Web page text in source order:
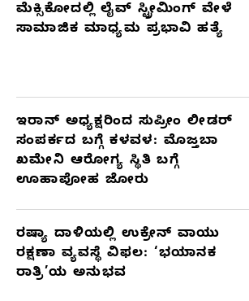
ಮೆಕ್ಸಿಕೋದಲ್ಲಿ ಲೈವ್ ಸ್ಟ್ರೀಮಿಂಗ್ ವೇಳೆ
ಸಾಮಾಜಿಕ ಮಾಧ್ಯಮ ಪ್ರಭಾವಿ ಹತ್ಯೆ
ಇರಾನ್ ಅಧ್ಯಕ್ಷರಿಂದ ಸುಪ್ರೀಂ ಲೀಡರ್
ಸಂಪರ್ಕದ ಬಗ್ಗೆ ಕಳವಳ: ಮೊಜ್ತಬಾ
ಖಮೇನಿ ಆರೋಗ್ಯ ಸ್ಥಿತಿ ಬಗ್ಗೆ
ಊಹಾಪೋಹ ಜೋರು
ರಷ್ಯಾ ದಾಳಿಯಲ್ಲಿ ಉಕ್ರೇನ್ ವಾಯು
ರಕ್ಷಣಾ ವ್ಯವಸ್ಥೆ ವಿಫಲ: ‘ಭಯಾನಕ
ರಾತ್ರಿ’ಯ ಅನುಭವ